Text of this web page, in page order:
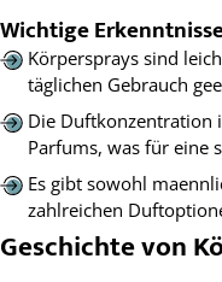
Wichtige
Körpersprays sind
täglichen Gebrauch
Die Duftkonzentration
Parfums, was für eine
Es gibt sowohl
zahlreichen
Geschichte von